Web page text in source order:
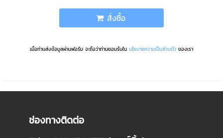
สั่งซื้อ
เมื่อท่านส่งข้อมูลผ่านฟอร์ม จะถือว่าท่านยอมรับใน นโยบายความเป็นส่วนตัว ของเรา
ช่องทางติดต่อ